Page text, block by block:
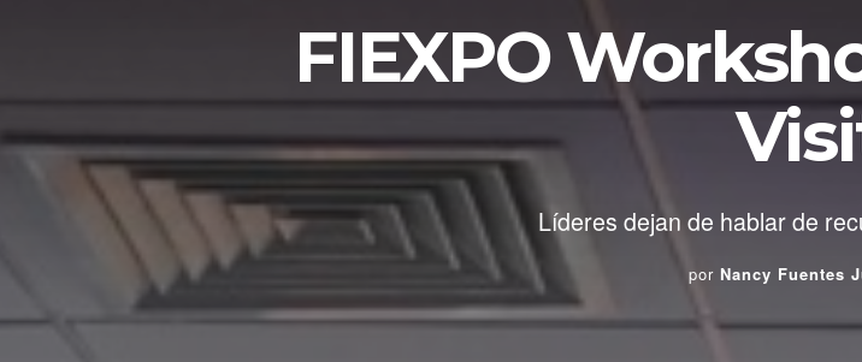
FIEXPO
Líderes dejan de hablar de
por Nancy Fuentes